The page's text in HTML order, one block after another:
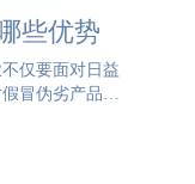
些优势
仅要面对日益
冒伪劣产品的
防伪成本，许
。那么包材一